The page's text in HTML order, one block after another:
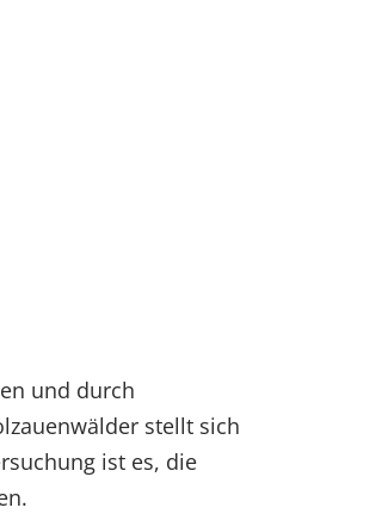
und durch
stellt sich
ist es, die